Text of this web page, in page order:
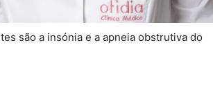
são a insónia e a apneia obstrutiva do